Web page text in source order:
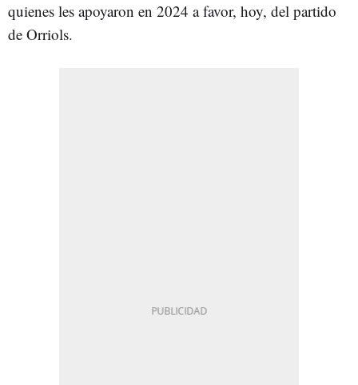
quienes les apoyaron en 2024 a favor, hoy, del partido
de Orriols.